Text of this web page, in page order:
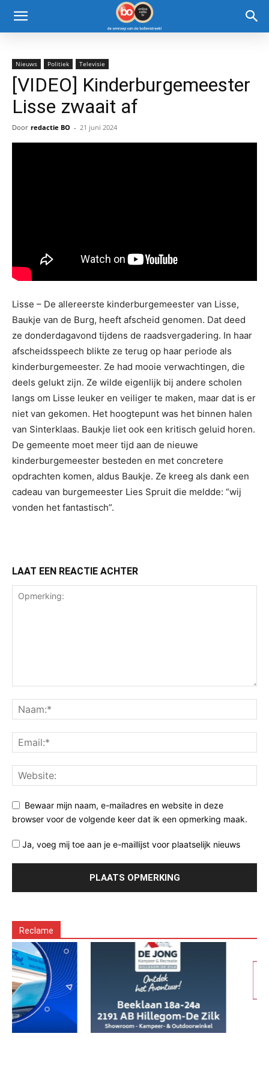
Nieuws Politiek Televisie
[VIDEO] Kinderburgemeester
Lisse zwaait af
Door redactie BO - 21 juni 2024
Lisse – De allereerste kinderburgemeester van Lisse,
Baukje van de Burg, heeft afscheid genomen. Dat deed
ze donderdagavond tijdens de raadsvergadering. In haar
afscheidsspeech blikte ze terug op haar periode als
kinderburgemeester. Ze had mooie verwachtingen, die
deels gelukt zijn. Ze wilde eigenlijk bij andere scholen
langs om Lisse leuker en veiliger te maken, maar dat is er
niet van gekomen. Het hoogtepunt was het binnen halen
van Sinterklaas. Baukje liet ook een kritisch geluid horen.
De gemeente moet meer tijd aan de nieuwe
kinderburgemeester besteden en met concretere
opdrachten komen, aldus Baukje. Ze kreeg als dank een
cadeau van burgemeester Lies Spruit die meldde: “wij
vonden het fantastisch”.
LAAT EEN REACTIE ACHTER
Bewaar mijn naam, e-mailadres en website in deze
browser voor de volgende keer dat ik een opmerking maak.
Ja, voeg mij toe aan je e-maillijst voor plaatselijk nieuws
Reclame